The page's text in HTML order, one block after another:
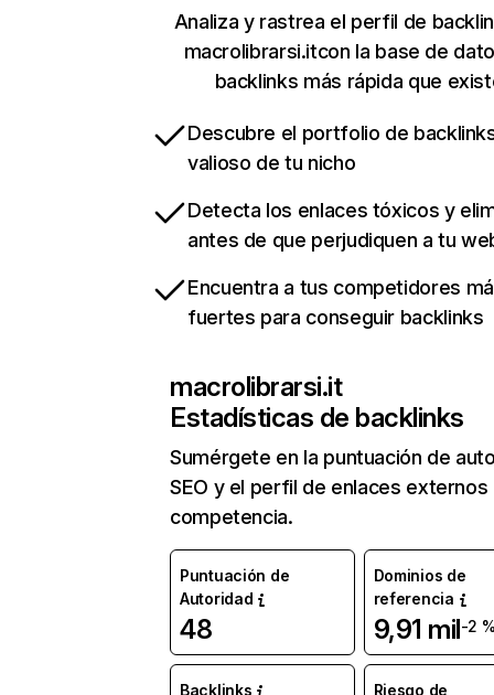
Analiza y rastrea el perfil de
macrolibrarsi.itcon la base de
backlinks más rápida que
Descubre el portfolio de
valioso de tu nicho
Detecta los enlaces tóxicos y
antes de que perjudiquen a tu
Encuentra a tus competidores
fuertes para conseguir backlinks
macrolibrarsi.it
Estadísticas de backlinks
Sumérgete en la puntuación de
SEO y el perfil de enlaces externos
competencia.
Puntuación de
Autoridad
48
Dominios de
referencia
9,91 mil-2
Backlinks Riesgo de